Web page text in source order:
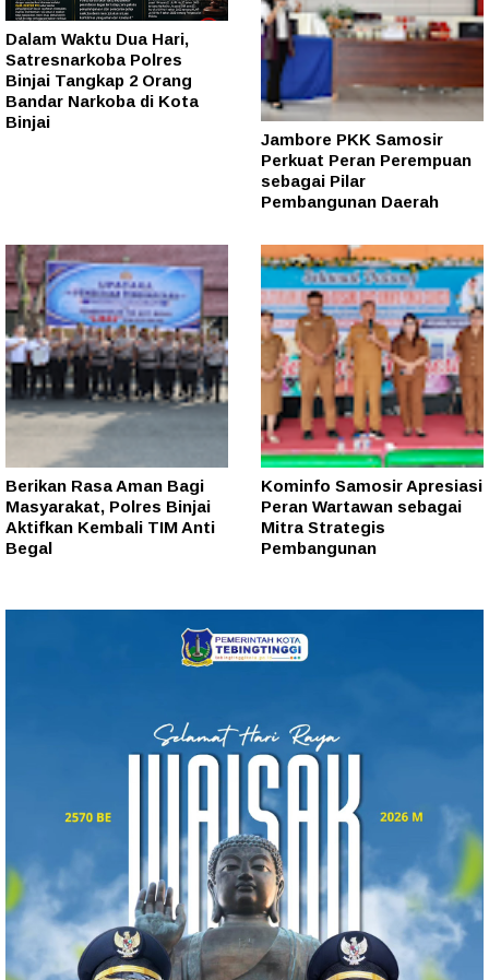
Dalam Waktu Dua Hari,
Satresnarkoba Polres
Binjai Tangkap 2 Orang
Bandar Narkoba di Kota
Binjai
Jambore PKK Samosir
Perkuat Peran Perempuan
sebagai Pilar
Pembangunan Daerah
Berikan Rasa Aman Bagi
Masyarakat, Polres Binjai
Aktifkan Kembali TIM Anti
Begal
Kominfo Samosir Apresiasi
Peran Wartawan sebagai
Mitra Strategis
Pembangunan